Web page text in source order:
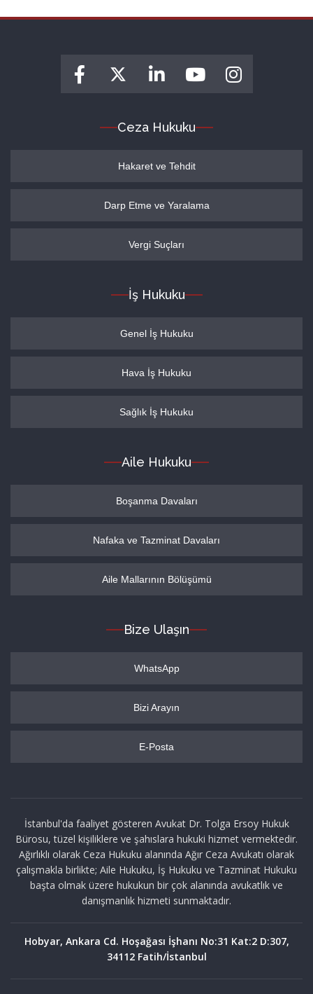
Ceza Hukuku
Hakaret ve Tehdit
Darp Etme ve Yaralama
Vergi Suçları
İş Hukuku
Genel İş Hukuku
Hava İş Hukuku
Sağlık İş Hukuku
Aile Hukuku
Boşanma Davaları
Nafaka ve Tazminat Davaları
Aile Mallarının Bölüşümü
Bize Ulaşın
WhatsApp
Bizi Arayın
E-Posta
İstanbul'da faaliyet gösteren Avukat Dr. Tolga Ersoy Hukuk
Bürosu, tüzel kişiliklere ve şahıslara hukuki hizmet vermektedir.
Ağırlıklı olarak Ceza Hukuku alanında Ağır Ceza Avukatı olarak
çalışmakla birlikte; Aile Hukuku, İş Hukuku ve Tazminat Hukuku
başta olmak üzere hukukun bir çok alanında avukatlık ve
danışmanlık hizmeti sunmaktadır.
Hobyar, Ankara Cd. Hoşağası İşhanı No:31 Kat:2 D:307,
34112 Fatih/İstanbul